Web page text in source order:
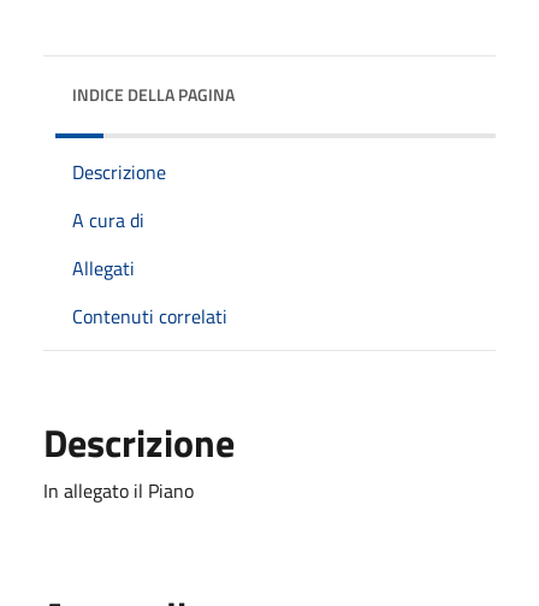
INDICE DELLA PAGINA
Descrizione
A cura di
Allegati
Contenuti correlati
Descrizione
In allegato il Piano